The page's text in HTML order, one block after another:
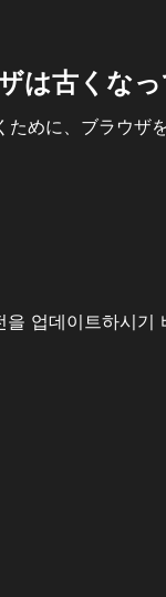
は古くな
めに、ブラウザ
업데이트하시기